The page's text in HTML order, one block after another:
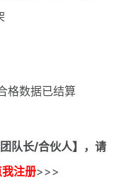
格数据已结算
队长/合伙人】，请
我注册>>>